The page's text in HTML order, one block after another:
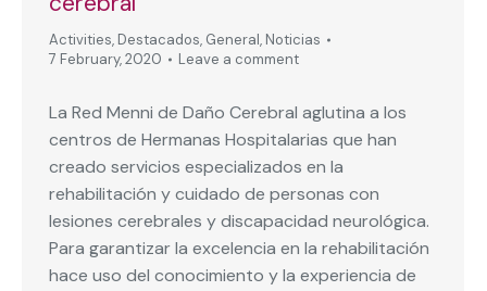
Activities, Destacados, General, Noticias
7 February, 2020
Leave a comment
La Red Menni de Daño Cerebral aglutina a los
centros de Hermanas Hospitalarias que han
creado servicios especializados en la
rehabilitación y cuidado de personas con
lesiones cerebrales y discapacidad neurológica.
Para garantizar la excelencia en la rehabilitación
hace uso del conocimiento y la experiencia de